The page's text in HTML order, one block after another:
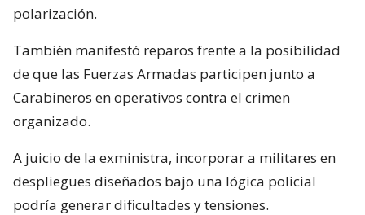
polarización.
También manifestó reparos frente a la posibilidad
de que las Fuerzas Armadas participen junto a
Carabineros en operativos contra el crimen
organizado.
A juicio de la exministra, incorporar a militares en
despliegues diseñados bajo una lógica policial
podría generar dificultades y tensiones.